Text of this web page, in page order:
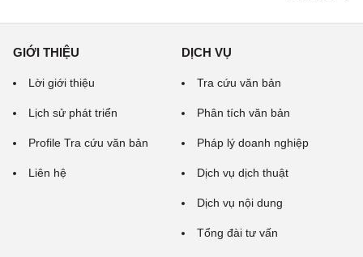
GIỚI THIỆU
Lời giới thiệu
Lịch sử phát triển
Profile Tra cứu văn bản
Liên hệ
DỊCH VỤ
Tra cứu văn bản
Phân tích văn bản
Pháp lý doanh nghiệp
Dịch vụ dịch thuật
Dịch vụ nội dung
Tổng đài tư vấn